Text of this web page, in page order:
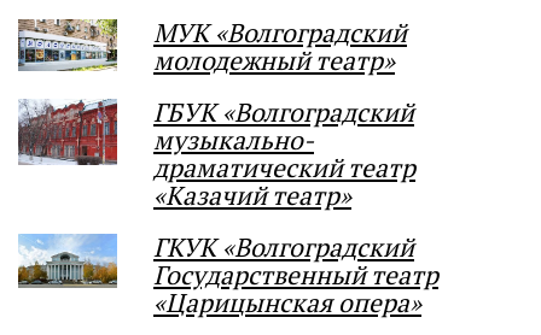
МУК «Волгоградский
молодежный театр»
ГБУК «Волгоградский
музыкально-
драматический театр
«Казачий театр»
ГКУК «Волгоградский
Государственный театр
«Царицынская опера»